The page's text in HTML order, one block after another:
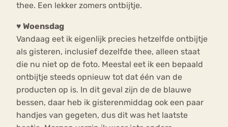
thee. Een lekker zomers ontbijtje.
♥ Woensdag
Vandaag eet ik eigenlijk precies hetzelfde ontbijtje
als gisteren, inclusief dezelfde thee, alleen staat
die nu niet op de foto. Meestal eet ik een bepaald
ontbijtje steeds opnieuw tot dat één van de
producten op is. In dit geval zijn de de blauwe
bessen, daar heb ik gisterenmiddag ook een paar
handjes van gegeten, dus dit was het laatste